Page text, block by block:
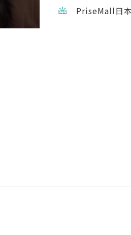
成。過程完全不會
自然。如果你也擔
PriseMall日